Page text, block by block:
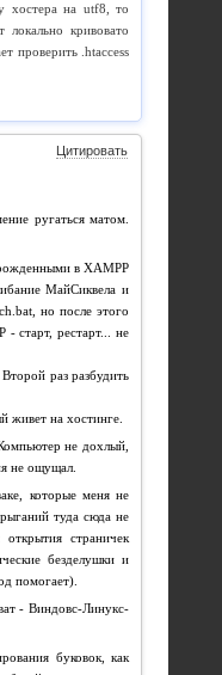
хостера на utf8, то
кривовато
проверить .htaccess
Цитировать
ругаться матом.
в ХАМРР
МайСиквела и
но после этого
старт, рестарт... не
раз разбудить
живет на хостинге.
не дохлый,
не ощущал.
которые меня не
туда сюда не
страничек
безделушки и
помогает).
- Виндовс-Линукс-
буковок, как